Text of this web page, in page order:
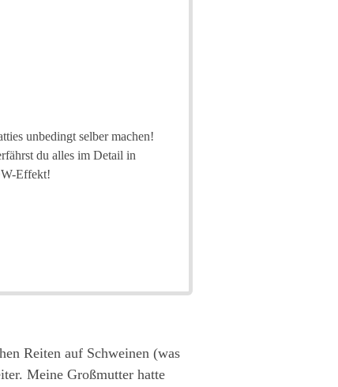
unbedingt selber machen!
du alles im Detail in
Effekt!
Reiten auf Schweinen (was
Meine Großmutter hatte